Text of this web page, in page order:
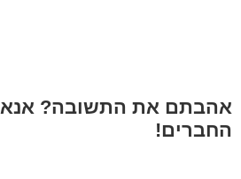
אהבתם את התשובה?
החברים!